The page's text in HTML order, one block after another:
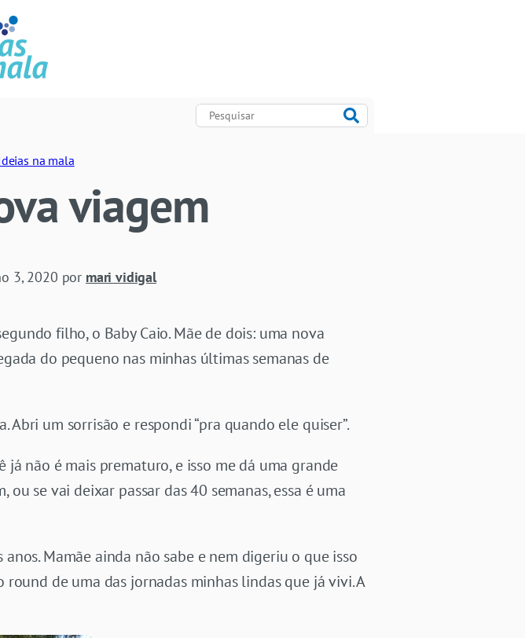
na mala
viagem
3, 2020 por mari vidigal
filho, o Baby Caio. Mãe de dois: uma nova
do pequeno nas minhas últimas semanas de
Abri um sorrisão e respondi “pra quando ele quiser”.
não é mais prematuro, e isso me dá uma grande
se vai deixar passar das 40 semanas, essa é uma
Mamãe ainda não sabe e nem digeriu o que isso
de uma das jornadas minhas lindas que já vivi. A